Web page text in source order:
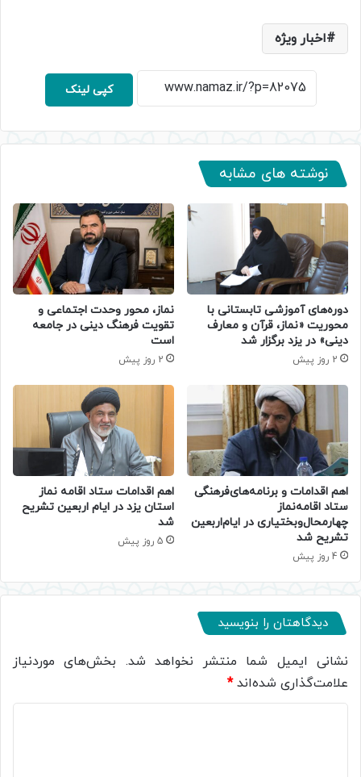
اخبار ویژه
کپی لینک
نوشته های مشابه
دوره‌های آموزشی تابستانی با
محوریت «نماز، قرآن و معارف
دینی» در یزد برگزار شد
2 روز پیش
نماز، محور وحدت اجتماعی و
تقویت فرهنگ دینی در جامعه
است
2 روز پیش
اهم اقدامات و برنامه‌های‌فرهنگی
ستاد اقامه‌نماز
چهارمحال‌وبختیاری در ایام‌اربعین
تشریح شد
4 روز پیش
اهم اقدامات ستاد اقامه نماز
استان یزد در ایام اربعین تشریح
شد
5 روز پیش
دیدگاهتان را بنویسید
نشانی ایمیل شما منتشر نخواهد شد. بخش‌های موردنیاز
علامت‌گذاری شده‌اند*